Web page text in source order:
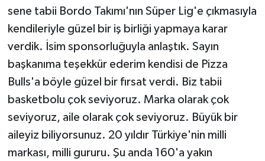
sene tabii Bordo Takımı'nın Süper Lig'e çıkmasıyla
kendileriyle güzel bir iş birliği yapmaya karar
verdik. İsim sponsorluğuyla anlaştık. Sayın
başkanıma teşekkür ederim kendisi de Pizza
Bulls'a böyle güzel bir fırsat verdi. Biz tabii
basketbolu çok seviyoruz. Marka olarak çok
seviyoruz, aile olarak çok seviyoruz. Büyük bir
aileyiz biliyorsunuz. 20 yıldır Türkiye'nin milli
markası, milli gururu. Şu anda 160'a yakın